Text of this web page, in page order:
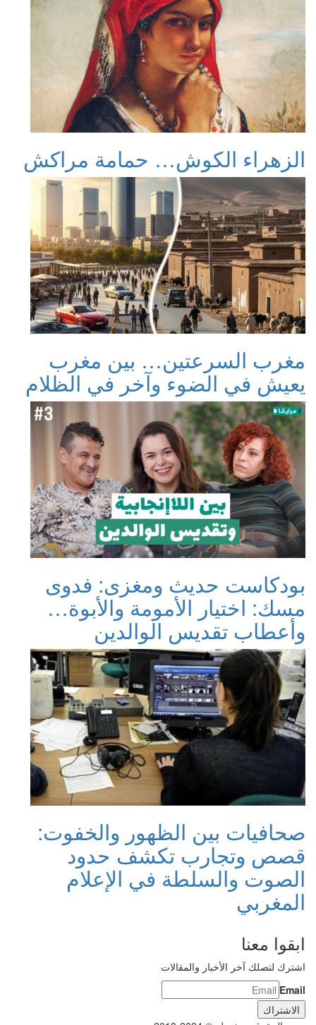
الزهراء الكوش… حمامة مراكش
مغرب السرعتين… بين مغرب
يعيش في الضوء وآخر في الظلام
بودكاست حديث ومغزى: فدوى
مسك: اختيار الأمومة والأبوة…
وأعطاب تقديس الوالدين
صحافيات بين الظهور والخفوت:
قصص وتجارب تكشف حدود
الصوت والسلطة في الإعلام
المغربي
ابقوا معنا
اشترك لتصلك آخر الأخبار والمقالات
Email